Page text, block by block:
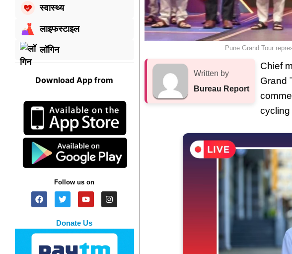
स्वास्थ्य
लाइफस्टाइल
लॉगिन
Download App from
Follow us on
Donate Us
Pune Grand Tour
Written by
Bureau Report
Chief
Grand
cycling